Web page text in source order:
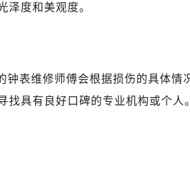
泽度和美观度。
钟表维修师傅会根据损伤的具体情
具有良好口碑的专业机构或个人。